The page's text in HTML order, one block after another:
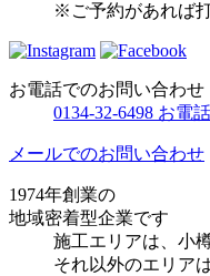
※ご予約があれば
お電話でのお問い合わせ
0134-32-6498 お電
メールでのお問い合わせ
1974年創業の
地域密着型企業です
施⼯エリアは、⼩
それ以外のエリア